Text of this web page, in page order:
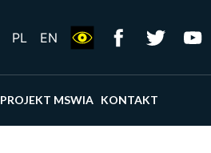
PROJEKT MSWIA KONTAKT
PL EN